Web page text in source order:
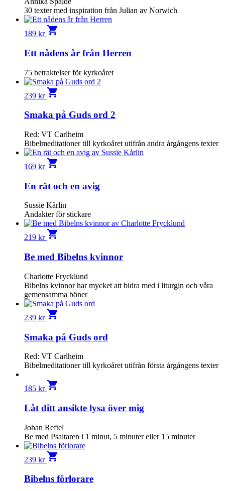
30 texter med inspiration från Julian av Norwich
189 kr shopping_cart
Ett nådens år från Herren
75 betraktelser för kyrkoåret
239 kr shopping_cart
Smaka på Guds ord 2
Red: VT Carlheim
Bibelmeditationer till kyrkoåret utifrån andra årgångens texter
169 kr shopping_cart
En rät och en avig
Sussie Kårlin
Andakter för stickare
219 kr shopping_cart
Be med Bibelns kvinnor
Charlotte Frycklund
Bibelns kvinnor har mycket att bidra med i liturgin och våra
gemensamma böner
239 kr shopping_cart
Smaka på Guds ord
Red: VT Carlheim
Bibelmeditationer till kyrkoåret utifrån första årgångens texter
185 kr shopping_cart
Låt ditt ansikte lysa över mig
Johan Reftel
Be med Psaltaren i 1 minut, 5 minuter eller 15 minuter
239 kr shopping_cart
Bibelns förlorare